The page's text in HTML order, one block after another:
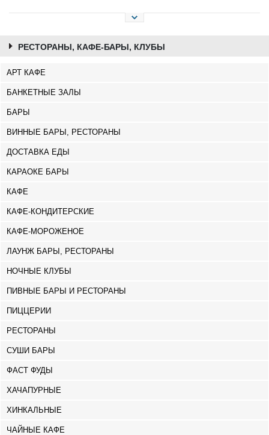
РЕСТОРАНЫ, КАФЕ-БАРЫ, КЛУБЫ
АРТ КАФЕ
БАНКЕТНЫЕ ЗАЛЫ
БАРЫ
ВИННЫЕ БАРЫ, РЕСТОРАНЫ
ДОСТАВКА ЕДЫ
КАРАОКЕ БАРЫ
КАФЕ
КАФЕ-КОНДИТЕРСКИЕ
КАФЕ-МОРОЖЕНОЕ
ЛАУНЖ БАРЫ, РЕСТОРАНЫ
НОЧНЫЕ КЛУБЫ
ПИВНЫЕ БАРЫ И РЕСТОРАНЫ
ПИЦЦЕРИИ
РЕСТОРАНЫ
СУШИ БАРЫ
ФАСТ ФУДЫ
ХАЧАПУРНЫЕ
ХИНКАЛЬНЫЕ
ЧАЙНЫЕ КАФЕ